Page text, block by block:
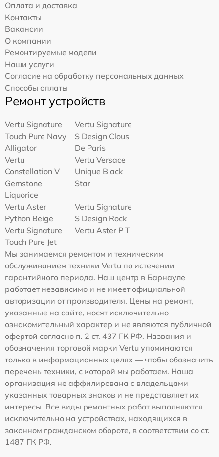
Оплата и доставка
Контакты
Вакансии
О компании
Ремонтируемые модели
Наши услуги
Согласие на обработку персональных данных
Способы оплаты
Ремонт устройств
Vertu Signature
Touch Pure Navy
Alligator
Vertu Signature
S Design Clous
De Paris
Vertu
Constellation V
Gemstone
Liquorice
Vertu Versace
Unique Black
Star
Vertu Aster
Python Beige
Vertu Signature
S Design Rock
Vertu Signature
Touch Pure Jet
Vertu Aster P Ti
Мы занимаемся ремонтом и техническим
обслуживанием техники Vertu по истечении
гарантийного периода. Наш центр в Барнауле
работает независимо и не имеет официальной
авторизации от производителя. Цены на ремонт,
указанные на сайте, носят исключительно
ознакомительный характер и не являются публичной
офертой согласно п. 2 ст. 437 ГК РФ. Названия и
обозначения торговой марки Vertu упоминаются
только в информационных целях — чтобы обозначить
перечень техники, с которой мы работаем. Наша
организация не аффилирована с владельцами
указанных товарных знаков и не представляет их
интересы. Все виды ремонтных работ выполняются
исключительно на устройствах, находящихся в
законном гражданском обороте, в соответствии со ст.
1487 ГК РФ.